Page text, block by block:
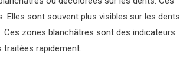
Elles sont souvent plus visibles sur les dents
Ces zones blanchâtres sont des indicateurs
traitées rapidement.